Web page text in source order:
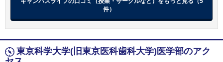
件）
東京科学大学(旧東京医科歯科大学)医学部のアク